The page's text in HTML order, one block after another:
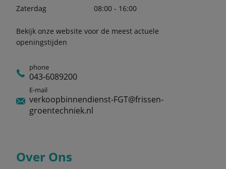
Zaterdag
08:00 - 16:00
Bekijk onze website voor de meest actuele
openingstijden
phone
043-6089200
E-mail
verkoopbinnendienst-FGT@frissen-
groentechniek.nl
Over Ons